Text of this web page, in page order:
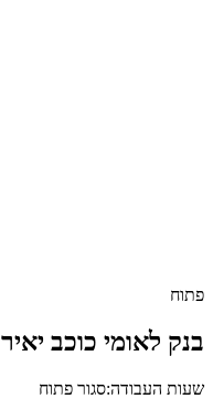
פתוח
בנק לאומי כוכב יאיר
שעות העבודה:סגור פתוח